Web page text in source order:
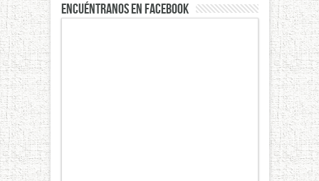
Encuéntranos en Facebook